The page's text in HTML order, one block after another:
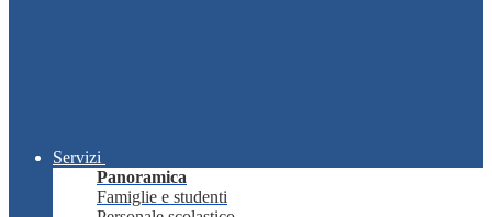
Servizi
Panoramica
Famiglie e studenti